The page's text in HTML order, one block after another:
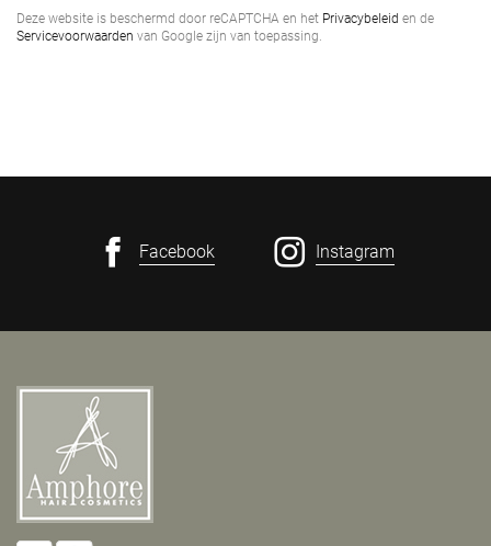
Deze website is beschermd door reCAPTCHA en het Privacybeleid en de
Servicevoorwaarden van Google zijn van toepassing.
Facebook Instagram